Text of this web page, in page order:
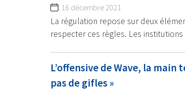
16 décembre 2021
La régulation repose sur deux
respecter ces règles. Les
L’offensive de Wave, la main
pas de gifles »